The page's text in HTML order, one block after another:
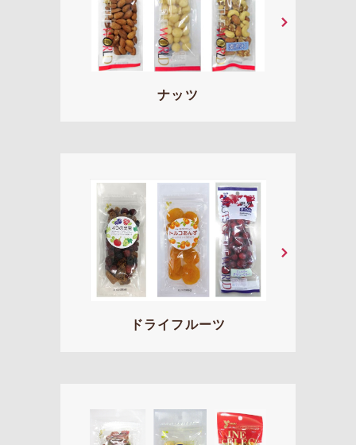
ナッツ
ドライフルーツ